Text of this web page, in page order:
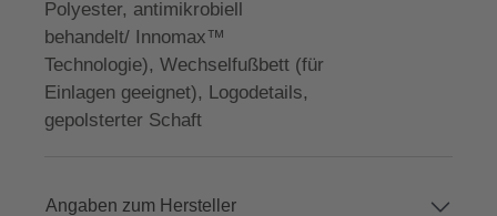
Polyester, antimikrobiell
behandelt/ Innomax™
Technologie), Wechselfußbett (für
Einlagen geeignet), Logodetails,
gepolsterter Schaft
Angaben zum Hersteller